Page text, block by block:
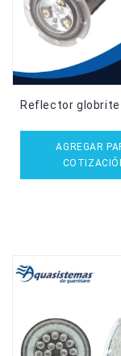
Reflector globrite
AGREGAR